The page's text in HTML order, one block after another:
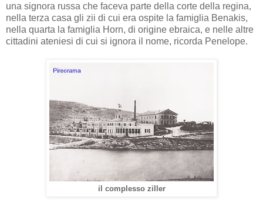
una signora russa che faceva parte della corte della regina,
nella terza casa gli zii di cui era ospite la famiglia Benakis,
nella quarta la famiglia Horn, di origine ebraica, e nelle altre
cittadini ateniesi di cui si ignora il nome, ricorda Penelope.
il complesso ziller